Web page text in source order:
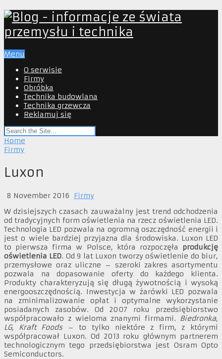
Menu
O serwisie
Firmy
Obróbka
Technika budowlana
Technika grzewcza
Reklamuj się
Home
Firmy
Luxon
8 November 2016
Firmy
W dzisiejszych czasach zauważalny jest trend odchodzenia
od tradycyjnych form oświetlenia na rzecz oświetlenia LED.
Technologia LED pozwala na ogromną oszczędność energii i
jest o wiele bardziej przyjazna dla środowiska. Luxon LED
to pierwsza firma w Polsce, która rozpoczęła produkcję
oświetlenia LED. Od 9 lat Luxon tworzy oświetlenie do biur,
przemysłowe oraz uliczne – szeroki zakres asortymentu
pozwala na dopasowanie oferty do każdego klienta.
Produkty charakteryzują się długą żywotnością i wysoką
energooszczędnością. Inwestycja w żarówki LED pozwala
na zminimalizowanie opłat i optymalne wykorzystanie
posiadanych zasobów. Od 2007 roku przedsiębiorstwo
współpracowało z wieloma znanymi firmami. Biedronka,
LG, Kraft Foods– to tylko niektóre z firm, z którymi
współpracował Luxon. Od 2013 roku głównym partnerem
technologicznym tego przedsiębiorstwa jest Osram Opto
Semiconductors.